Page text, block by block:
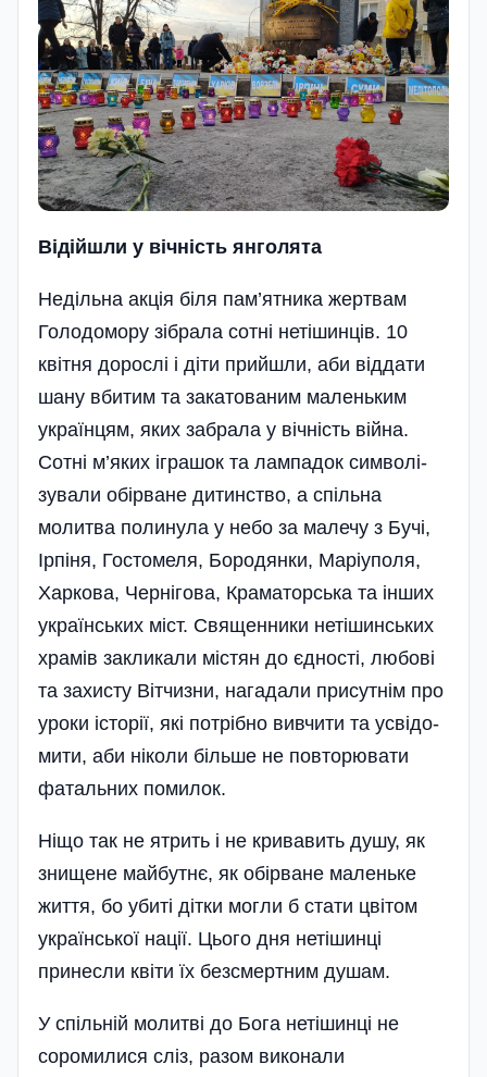
Відійшли у вічність янголята
Недільна акція біля пам’ятника жертвам
Голодомору зібрала сотні нетішинців. 10
квітня дорослі і діти прийшли, аби віддати
шану вбитим та закатованим маленьким
українцям, яких забрала у вічність війна.
Сотні м’яких іграшок та лампадок симво­лі­
зували обірване дитинство, а спіль­на
молитва полинула у небо за малечу з Бучі,
Ірпіня, Гостомеля, Бородянки, Маріуполя,
Харкова, Чернігова, Краматорська та інших
українських міст. Священники нетішинських
храмів закликали містян до єдності, любові
та захисту Вітчизни, нагадали присутнім про
уроки історії, які потрібно вивчити та усвідо­
мити, аби ніколи більше не повторювати
фатальних помилок.
Ніщо так не ятрить і не кривавить душу, як
знищене майбутнє, як обірване маленьке
життя, бо убиті дітки могли б стати цвітом
української нації. Цього дня нетішинці
принесли квіти їх безсмертним душам.
У спільній молитві до Бога нетішинці не
соромилися сліз, разом виконали